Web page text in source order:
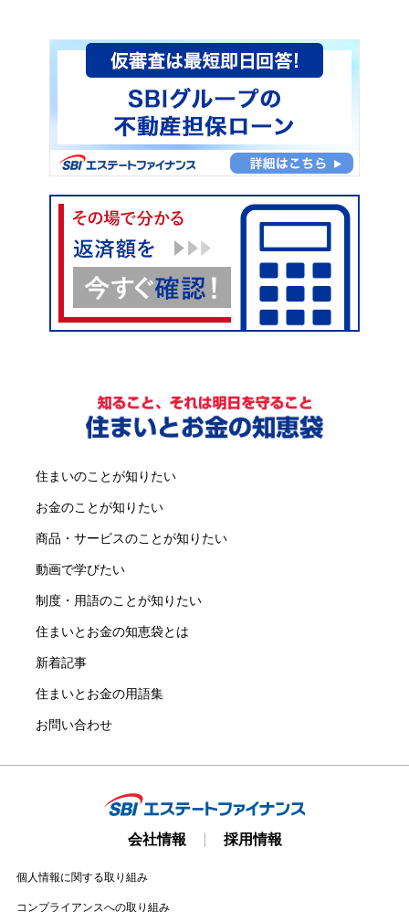
住まいのことが知りたい
お金のことが知りたい
商品・サービスのことが知りたい
動画で学びたい
制度・用語のことが知りたい
住まいとお金の知恵袋とは
新着記事
住まいとお金の用語集
お問い合わせ
会社情報 採用情報
個人情報に関する取り組み
コンプライアンスへの取り組み